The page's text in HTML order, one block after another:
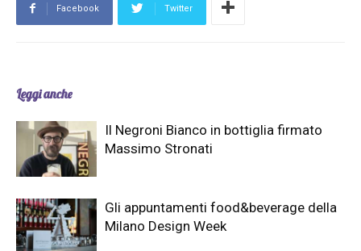
Facebook Twitter
Leggi anche
Il Negroni Bianco in bottiglia firmato
Massimo Stronati
Gli appuntamenti food&beverage della
Milano Design Week